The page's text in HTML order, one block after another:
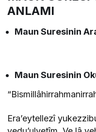
ANLAMI
Maun Suresinin
Maun Suresinin
Era’eytellezî